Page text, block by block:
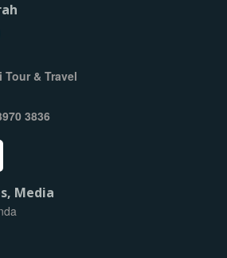
Tour & Travel
3836
Media